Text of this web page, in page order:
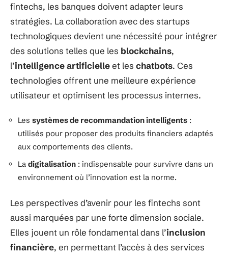
fintechs, les banques doivent adapter leurs
stratégies. La collaboration avec des startups
technologiques devient une nécessité pour intégrer
des solutions telles que les blockchains,
l’intelligence artificielleet les chatbots. Ces
technologies offrent une meilleure expérience
utilisateur et optimisent les processus internes.
Les systèmes de recommandation intelligents :
utilisés pour proposer des produits financiers adaptés
aux comportements des clients.
La digitalisation : indispensable pour survivre dans un
environnement où l’innovation est la norme.
Les perspectives d’avenir pour les fintechs sont
aussi marquées par une forte dimension sociale.
Elles jouent un rôle fondamental dans l’inclusion
financière, en permettant l’accès à des services